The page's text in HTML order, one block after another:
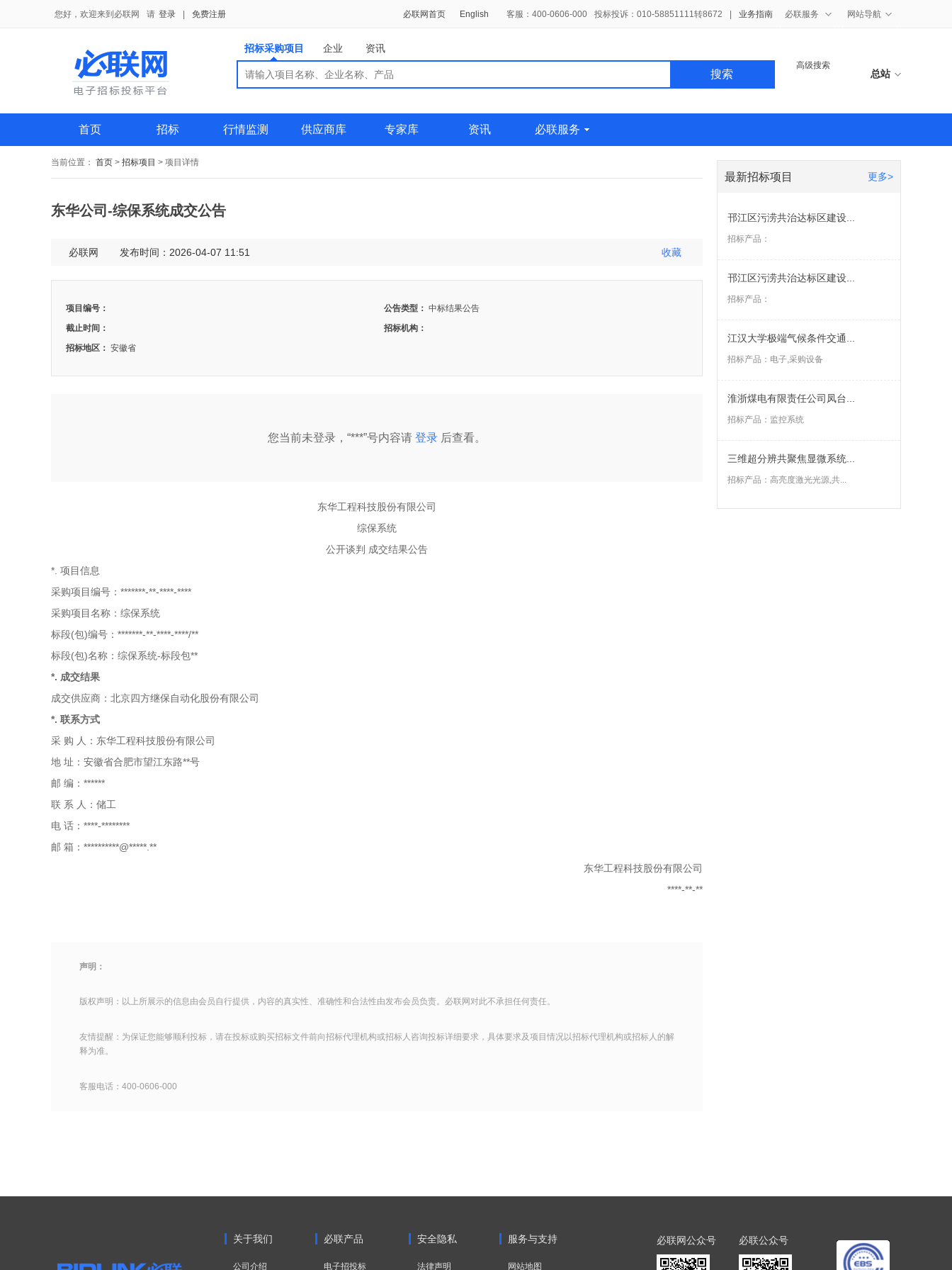
必联网首页 English 客服：400-0606-000 投标投诉：010-58851111转8672 业务指南 必联服务 网站导航
您好，欢迎来到必联网 请 登录 免费注册
招标采购项目 企业 资讯
搜索
高级搜索
总站
首页 招标 行情监测 供应商库 专家库 资讯 必联服务
当前位置： 首页 > 招标项目 > 项目详情
东华公司-综保系统成交公告
必联网 发布时间：2026-04-07 11:51 收藏
项目编号： 公告类型： 中标结果公告
截止时间：
招标机构：
招标地区： 安徽省
您当前未登录，“***”号内容请 登录 后查看。
东华工程科技股份有限公司
综保系统
公开谈判 成交结果公告
*. 项目信息
采购项目编号：*******-**-****-****
采购项目名称：综保系统
标段(包)编号：*******-**-****-****/**
标段(包)名称：综保系统-标段包**
*. 成交结果
成交供应商：北京四方继保自动化股份有限公司
*. 联系方式
采 购 人：东华工程科技股份有限公司
地 址：安徽省合肥市望江东路**号
邮 编：******
联 系 人：储工
电 话：****-********
邮 箱：**********@*****.**
东华工程科技股份有限公司
****-**-**
声明：
版权声明：以上所展示的信息由会员自行提供，内容的真实性、准确性和合法性由发布会员负责。必联网对此不承担任何责任。
友情提醒：为保证您能够顺利投标，请在投标或购买招标文件前向招标代理机构或招标人咨询投标详细要求，具体要求及项目情况以招标代理机构或招标人的解
释为准。
客服电话：400-0606-000
最新招标项目 更多>
邗江区污涝共治达标区建设...
招标产品：
邗江区污涝共治达标区建设...
招标产品：
江汉大学极端气候条件交通...
招标产品： 电子,采购设备
淮浙煤电有限责任公司凤台...
招标产品： 监控系统
三维超分辨共聚焦显微系统...
招标产品： 高亮度激光光源,共...
关于我们
公司介绍
必联产品
电子招投标
安全隐私
法律声明
服务与支持
网站地图
必联网公众号 必联公众号